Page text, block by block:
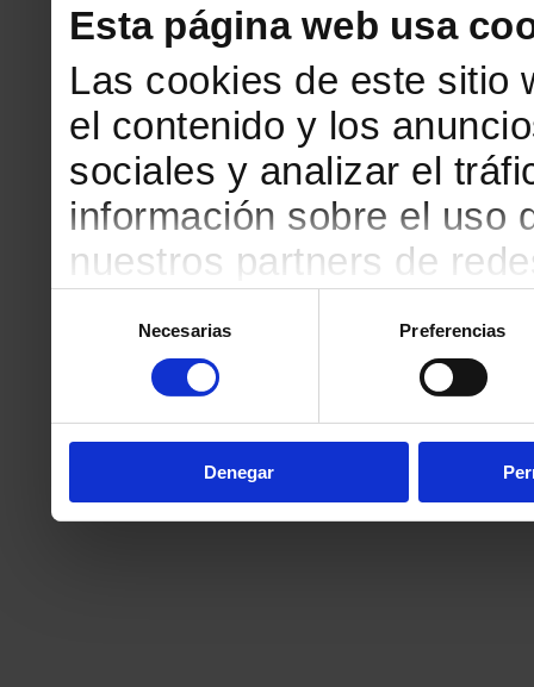
Esta página web usa
Las cookies de este sitio
el contenido y los
sociales y analizar el
información sobre el uso
nuestros partners de
que les haya
partir del uso que haya
consentimiento
Necesarias Preferencias
Denegar